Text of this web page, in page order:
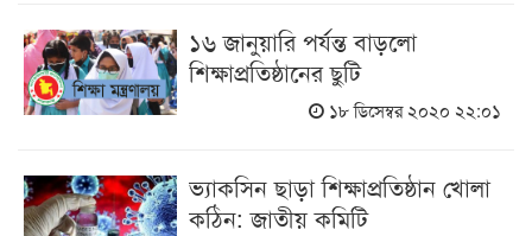
১৬ জানুয়ারি পর্যন্ত বাড়লো
শিক্ষাপ্রতিষ্ঠানের ছুটি
১৮ ডিসেম্বর ২০২০ ২২:০১
ভ্যাকসিন ছাড়া শিক্ষাপ্রতিষ্ঠান খোলা
কঠিন: জাতীয় কমিটি